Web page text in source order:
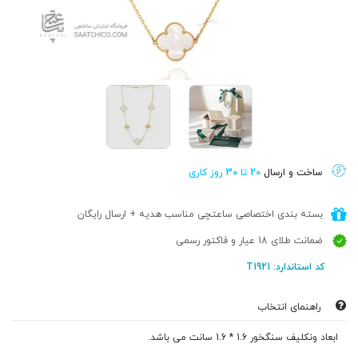
ساخت و ارسال 20 تا 30 روز کاری
بسته بندی اختصاصی ساعتچی مناسب هدیه + ارسال رایگان
ضمانت طلای 18 عیار و فاکتور رسمی
کد استاندارد: T1921
راهنمای انتخاب
ابعاد ونکلیف سنگخور 1.6 * 1.6 سانت می باشد.